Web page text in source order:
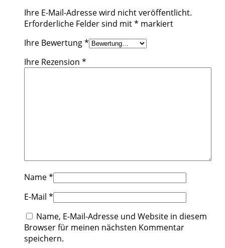
Ihre E-Mail-Adresse wird nicht veröffentlicht.
Erforderliche Felder sind mit* markiert
Ihre Bewertung*
Ihre Rezension *
Name*
E-Mail *
Name, E-Mail-Adresse und Website in diesem
Browser für meinen nächsten Kommentar
speichern.